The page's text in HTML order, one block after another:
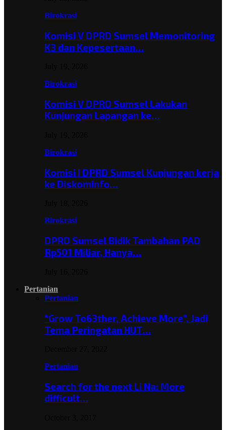
Birokrasi
Komisi V DPRD Sumsel Memonitoring
K3 dan Kepesertaan…
Birokrasi
Komisi V DPRD Sumsel Lakukan
Kunjungan Lapangan ke…
Birokrasi
Komisi I DPRD Sumsel Kunjungan kerja
ke Diskominfo…
Birokrasi
DPRD Sumsel Bidik Tambahan PAD
Rp501 Miliar, Hanya…
Pertanian
Pertanian
“Grow To63ther, Achieve More”, Jadi
Tema Peringatan HUT…
Pertanian
Search for the next Li Na: More
difficult…